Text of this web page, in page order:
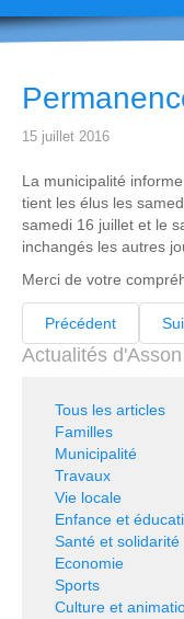
15 juillet 2016
La municipalité
tient les élus les
samedi 16 juillet et le
inchangés les autres
Merci de votre
Précédent
Actualités d'Asson
Tous les articles
Familles
Municipalité
Travaux
Vie locale
Enfance et
Santé et solidarité
Economie
Sports
Culture et